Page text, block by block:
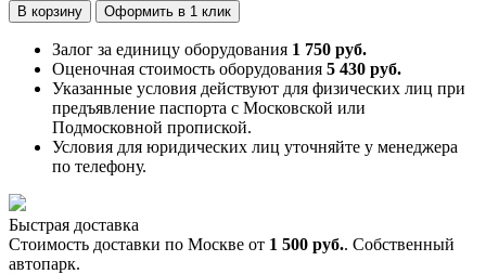
В корзину Оформить в 1 клик
Залог за единицу оборудования 1 750 руб.
Оценочная стоимость оборудования 5 430 руб.
Указанные условия действуют для физических лиц при
предъявление паспорта с Московской или
Подмосковной пропиской.
Условия для юридических лиц уточняйте у менеджера
по телефону.
Быстрая доставка
Стоимость доставки по Москве от 1 500 руб.. Собственный
автопарк.